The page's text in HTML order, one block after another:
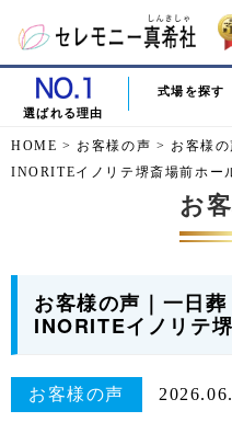
選ばれる理由
式場を探す
HOME > お客様の声 > お客様
INORITEイノリテ堺斎場前ホー
お
お客様の声｜一日
INORITEイノリテ
お客様の声